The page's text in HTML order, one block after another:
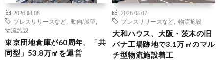
2026.08.08
プレスリリースなど
動向/展望
物流施設
東京団地倉庫が60周年、「共
同型」53.8万㎡を運営
2026.08.07
プレスリリースなど
物流施設
大和ハウス、大阪・茨木の旧
パナ工場跡地で3.1万㎡のマル
チ型物流施設着工